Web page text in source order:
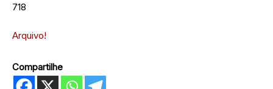
718
Arquivo!
Compartilhe